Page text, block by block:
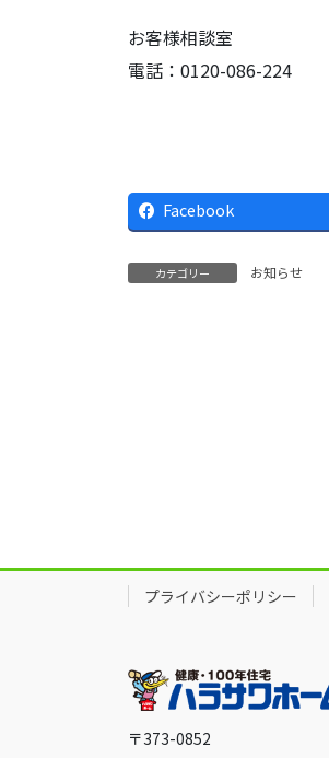
お客様相談室
電話：0120-086-224
Facebook
カテゴリー お知らせ
プライバシーポリシー
〒373-0852